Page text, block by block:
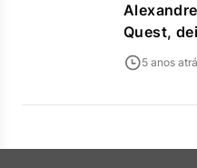
Quest,
5 anos